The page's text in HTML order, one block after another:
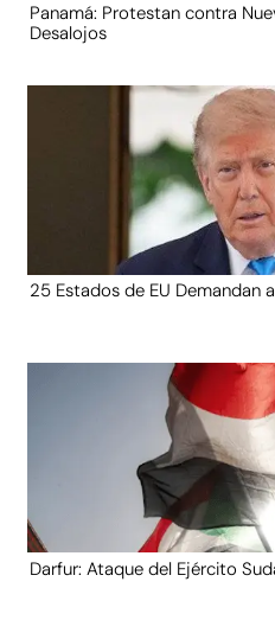
Panamá: Protestan contra
Desalojos
25 Estados de EU Demandan
Darfur: Ataque del Ejército